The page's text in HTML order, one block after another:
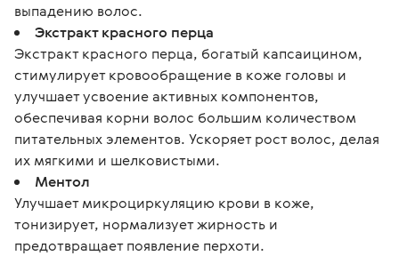
выпадению волос.
Экстракт красного перца
Экстракт красного перца, богатый капсаицином,
стимулирует кровообращение в коже головы и
улучшает усвоение активных компонентов,
обеспечивая корни волос большим количеством
питательных элементов. Ускоряет рост волос, делая
их мягкими и шелковистыми.
Ментол
Улучшает микроциркуляцию крови в коже,
тонизирует, нормализует жирность и
предотвращает появление перхоти.